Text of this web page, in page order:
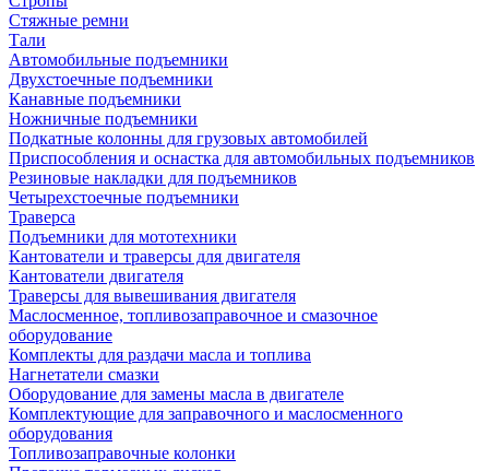
Стяжные ремни
Тали
Автомобильные подъемники
Двухстоечные подъемники
Канавные подъемники
Ножничные подъемники
Подкатные колонны для грузовых автомобилей
Приспособления и оснастка для автомобильных подъемников
Резиновые накладки для подъемников
Четырехстоечные подъемники
Траверса
Подъемники для мототехники
Кантователи и траверсы для двигателя
Кантователи двигателя
Траверсы для вывешивания двигателя
Маслосменное, топливозаправочное и смазочное
оборудование
Комплекты для раздачи масла и топлива
Нагнетатели смазки
Оборудование для замены масла в двигателе
Комплектующие для заправочного и маслосменного
оборудования
Топливозаправочные колонки